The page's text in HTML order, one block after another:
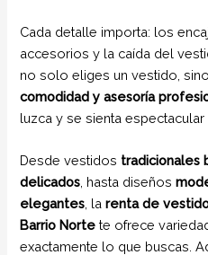
Cada detalle importa: los
accesorios y la caída del
no solo eliges un vestido,
comodidad y asesoría
luzca y se sienta espectacular
Desde vestidos tradicionales
delicados , hasta diseños
elegantes , larenta de
Barrio Norte te ofrece
exactamente lo que buscas.